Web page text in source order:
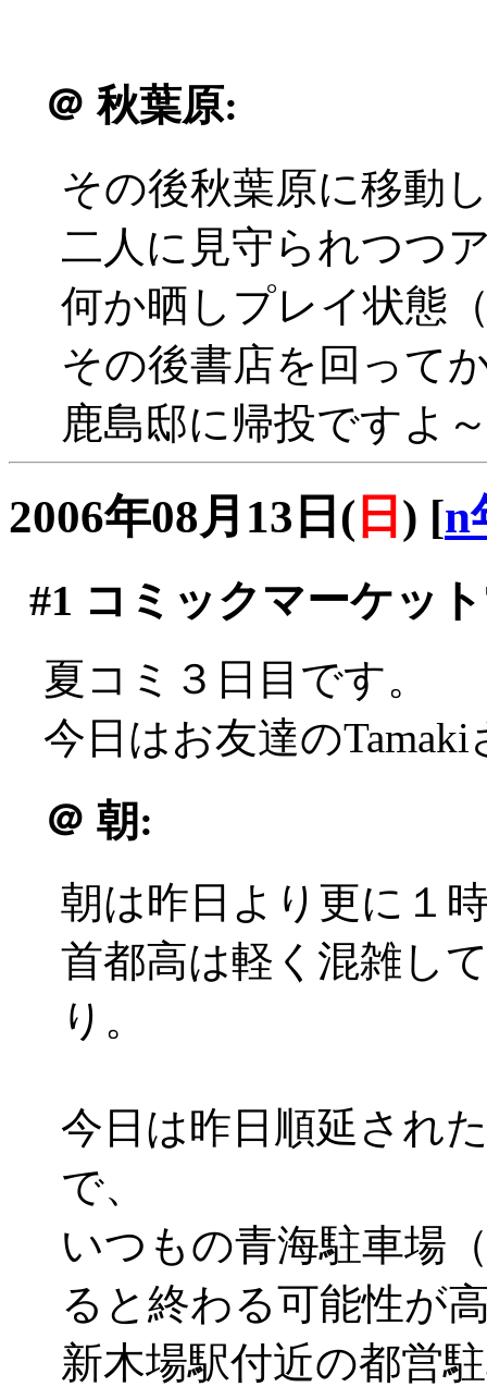
＠ 秋葉原:
その後秋葉原に移動
二人に見守られつつ
何か晒しプレイ状態
その後書店を回って
鹿島邸に帰投ですよ
2006年08月13日( 日 ) [n
#1 コミックマーケッ
夏コミ３日目です。
今日はお友達の
＠ 朝:
朝は昨日より更に１
首都高は軽く混雑し
り。
今日は昨日順延され
で、
いつもの青海駐車場
ると終わる可能性が
新木場駅付近の都営